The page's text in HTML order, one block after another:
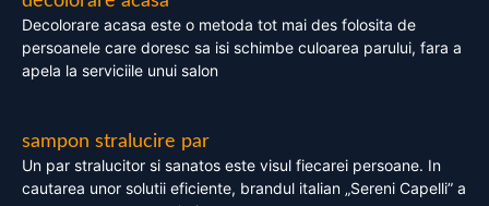
Decolorare acasa este o metoda tot mai des folosita de
persoanele care doresc sa isi schimbe culoarea parului, fara a
apela la serviciile unui salon
sampon stralucire par
Un par stralucitor si sanatos este visul fiecarei persoane. In
cautarea unor solutii eficiente, brandul italian „Sereni Capelli” a